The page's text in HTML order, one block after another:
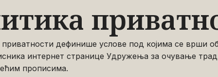
дефинише услове под којима се врши
интернет странице Удружења за очување
прописима.